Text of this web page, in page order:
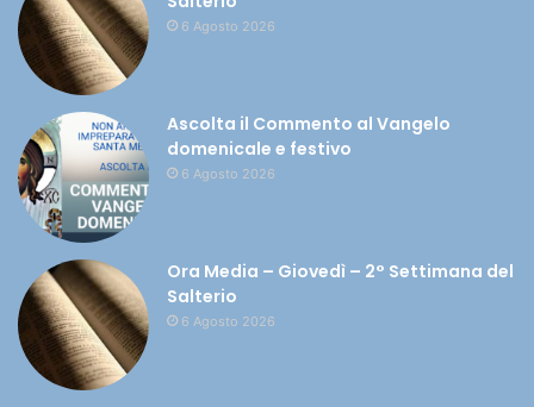
6 Agosto 2026
Ascolta il Commento al Vangelo
domenicale e festivo
6 Agosto 2026
Ora Media – Giovedì – 2° Settimana del
Salterio
6 Agosto 2026